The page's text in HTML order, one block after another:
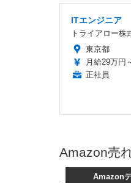
ITエンジニア
トライアロー株
東京都
月給29万円
正社員
Amazon売
Amazon